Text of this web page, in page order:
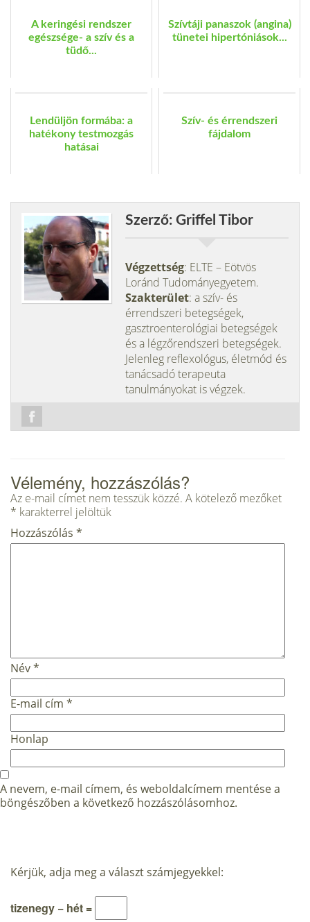
A keringési rendszer
egészsége- a szív és a
tüdő...
Szívtáji panaszok (angina)
tünetei hipertóniások...
Lendüljön formába: a
hatékony testmozgás
hatásai
Szív- és érrendszeri
fájdalom
Szerző: Griffel Tibor
Végzettség: ELTE – Eötvös
Loránd Tudományegyetem.
Szakterület: a szív- és
érrendszeri betegségek,
gasztroenterológiai betegségek
és a légzőrendszeri betegségek.
Jelenleg reflexológus, életmód és
tanácsadó terapeuta
tanulmányokat is végzek.
Vélemény, hozzászólás?
Az e-mail címet nem tesszük közzé. A kötelező mezőket
* karakterrel jelöltük
Hozzászólás *
Név*
E-mail cím *
Honlap
A nevem, e-mail címem, és weboldalcímem mentése a
böngészőben a következő hozzászólásomhoz.
Kérjük, adja meg a választ számjegyekkel:
tizenegy − hét =